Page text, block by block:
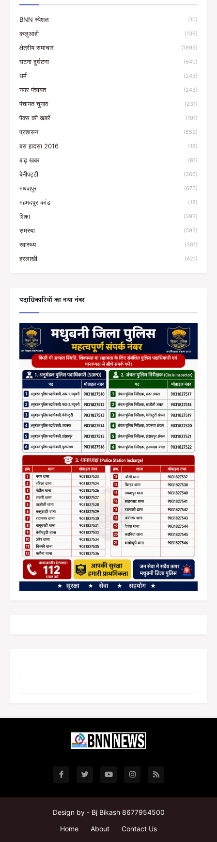
BNN स्पेशल (10)
कलुआही (136)
क्षेत्रीय समाचार (1899)
घटना दुर्घटना (640)
धर्म (243)
नगर पंचायत (243)
पंचायत चुनाव (231)
पैक्स की खबरें (101)
प्रशासन (659)
बस हादसा 2016 (16)
बाढ़ खबर (81)
बेनीपट्टी (366)
मधवापुर (675)
महमदपुर कांड (18)
शिक्षा (393)
समस्या (593)
स्वास्थ्य (381)
हरलाखी (421)
पदाधिकारियों का नया नंबर
Design by - Bj Bikash 8677954500
Home
About Contact Us